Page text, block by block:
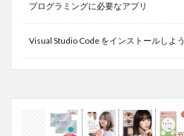
プログラミングに必要なアプリ
Visual Studio Code をインストールしよう